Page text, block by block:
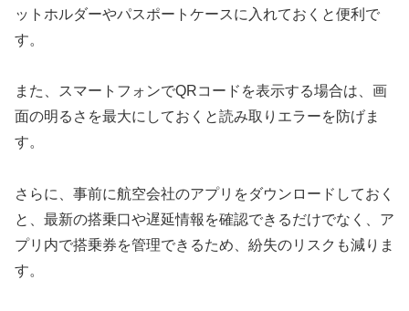
ットホルダーやパスポートケースに入れておくと便利で
す。
また、スマートフォンでQRコードを表示する場合は、画
面の明るさを最大にしておくと読み取りエラーを防げま
す。
さらに、事前に航空会社のアプリをダウンロードしておく
と、最新の搭乗口や遅延情報を確認できるだけでなく、ア
プリ内で搭乗券を管理できるため、紛失のリスクも減りま
す。